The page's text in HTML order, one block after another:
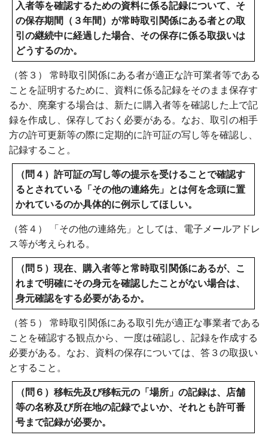
入者等を確認するための資料に係る記録について、そ
の保存期間（３年間）が常時取引関係にある者との取
引の継続中に経過した場合、その保存に係る取扱いは
どうするのか。
（答３） 常時取引関係にある者が適正な許可業者等である
ことを証明するために、資料に係る記録をそのまま保存す
るか、廃棄する場合は、新たに購入者等を確認した上で記
録を作成し、保存しておく必要がある。なお、取引の相手
方の許可更新等の際に定期的に許可証の写し等を確認し、
記録すること。
（問４）許可証の写し等の提示を受けることで確認す
るとされている「その他の連絡先」とは何を念頭に置
かれているのか具体的に例示してほしい。
（答４） 「その他の連絡先」としては、電子メールアドレ
ス等が考えられる。
（問５）現在、購入者等と常時取引関係にあるが、こ
れまで明確にその身元を確認したことがない場合は、
身元確認をする必要があるか。
（答５） 常時取引関係にある取引先が適正な事業者である
ことを確認する観点から、一度は確認し、記録を作成する
必要がある。なお、資料の保存については、答３の取扱い
とすること。
（問６）移転先及び移転元の「場所」の記録は、店舗
等の名称及び所在地の記録でよいか、それとも許可番
号まで記録が必要か。